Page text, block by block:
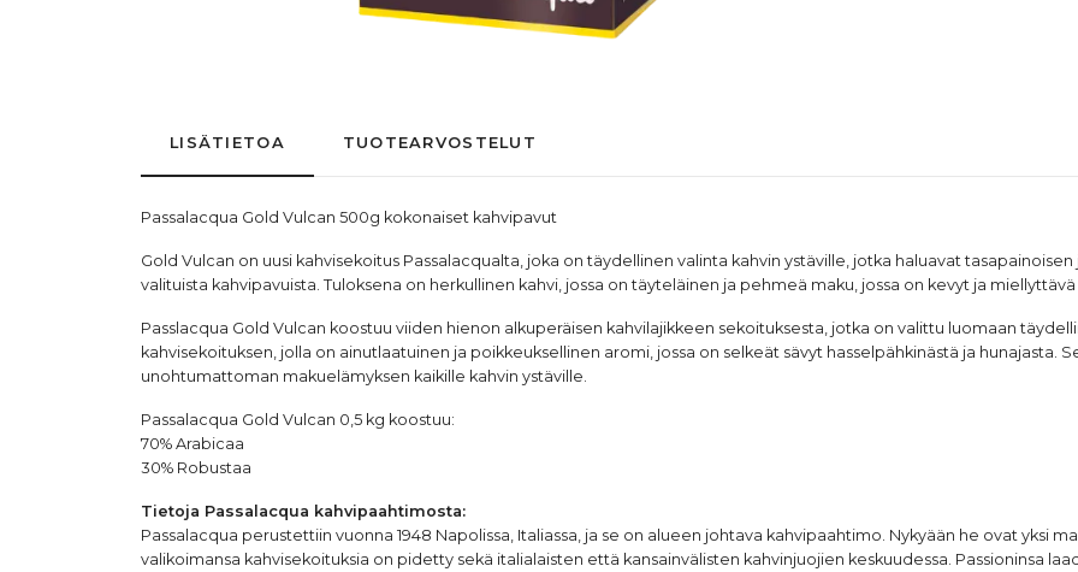
LISÄTIETOA TUOTEARVOSTELUT
Passalacqua Gold Vulcan 500g kokonaiset kahvipavut
Gold Vulcan on uusi kahvisekoitus Passalacqualta, joka on täydellinen valinta kahvin ystäville, jotka haluavat tasapainoisen
valituista kahvipavuista. Tuloksena on herkullinen kahvi, jossa on täyteläinen ja pehmeä maku, jossa on kevyt ja miellyttävä
Passlacqua Gold Vulcan koostuu viiden hienon alkuperäisen kahvilajikkeen sekoituksesta, jotka on valittu luomaan
kahvisekoituksen, jolla on ainutlaatuinen ja poikkeuksellinen aromi, jossa on selkeät sävyt hasselpähkinästä ja hunajasta.
unohtumattoman makuelämyksen kaikille kahvin ystäville.
Passalacqua Gold Vulcan 0,5 kg koostuu:
70% Arabicaa
30% Robustaa
Tietoja Passalacqua kahvipaahtimosta:
Passalacqua perustettiin vuonna 1948 Napolissa, Italiassa, ja se on alueen johtava kahvipaahtimo. Nykyään he ovat yksi
valikoimansa kahvisekoituksia on pidetty sekä italialaisten että kansainvälisten kahvinjuojien keskuudessa. Passioninsa